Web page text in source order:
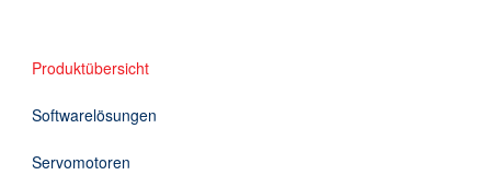
Applikationen
Informationen
Downloads
Produktübersicht
Softwarelösungen
Servomotoren